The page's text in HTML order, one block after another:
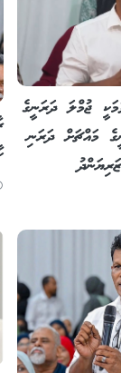
ޖުމްލަ ދަރަނީގެ
މައްޗަށް ދަރަނި